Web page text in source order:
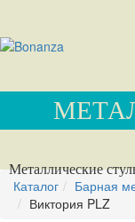
Металлические
Каталог Барная
Виктория PLZ